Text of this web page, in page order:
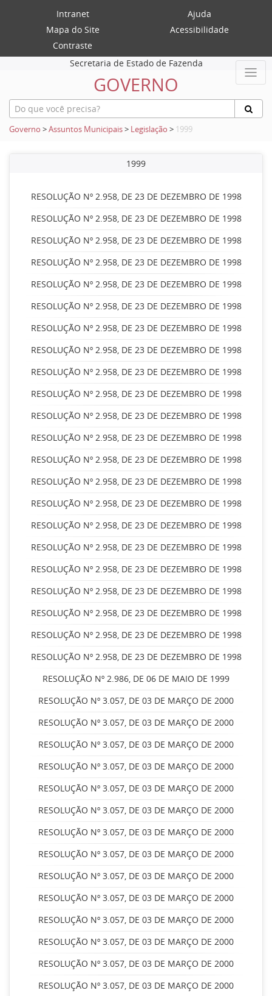
Intranet
Ajuda
Mapa do Site
Acessibilidade
Contraste
Secretaria de Estado de Fazenda
GOVERNO
Governo >Assuntos Municipais> Legislação > 1999
1999
RESOLUÇÃO Nº 2.958, DE 23 DE DEZEMBRO DE 1998
RESOLUÇÃO Nº 2.958, DE 23 DE DEZEMBRO DE 1998
RESOLUÇÃO Nº 2.958, DE 23 DE DEZEMBRO DE 1998
RESOLUÇÃO Nº 2.958, DE 23 DE DEZEMBRO DE 1998
RESOLUÇÃO Nº 2.958, DE 23 DE DEZEMBRO DE 1998
RESOLUÇÃO Nº 2.958, DE 23 DE DEZEMBRO DE 1998
RESOLUÇÃO Nº 2.958, DE 23 DE DEZEMBRO DE 1998
RESOLUÇÃO Nº 2.958, DE 23 DE DEZEMBRO DE 1998
RESOLUÇÃO Nº 2.958, DE 23 DE DEZEMBRO DE 1998
RESOLUÇÃO Nº 2.958, DE 23 DE DEZEMBRO DE 1998
RESOLUÇÃO Nº 2.958, DE 23 DE DEZEMBRO DE 1998
RESOLUÇÃO Nº 2.958, DE 23 DE DEZEMBRO DE 1998
RESOLUÇÃO Nº 2.958, DE 23 DE DEZEMBRO DE 1998
RESOLUÇÃO Nº 2.958, DE 23 DE DEZEMBRO DE 1998
RESOLUÇÃO Nº 2.958, DE 23 DE DEZEMBRO DE 1998
RESOLUÇÃO Nº 2.958, DE 23 DE DEZEMBRO DE 1998
RESOLUÇÃO Nº 2.958, DE 23 DE DEZEMBRO DE 1998
RESOLUÇÃO Nº 2.958, DE 23 DE DEZEMBRO DE 1998
RESOLUÇÃO Nº 2.958, DE 23 DE DEZEMBRO DE 1998
RESOLUÇÃO Nº 2.958, DE 23 DE DEZEMBRO DE 1998
RESOLUÇÃO Nº 2.958, DE 23 DE DEZEMBRO DE 1998
RESOLUÇÃO Nº 2.958, DE 23 DE DEZEMBRO DE 1998
RESOLUÇÃO Nº 2.986, DE 06 DE MAIO DE 1999
RESOLUÇÃO Nº 3.057, DE 03 DE MARÇO DE 2000
RESOLUÇÃO Nº 3.057, DE 03 DE MARÇO DE 2000
RESOLUÇÃO Nº 3.057, DE 03 DE MARÇO DE 2000
RESOLUÇÃO Nº 3.057, DE 03 DE MARÇO DE 2000
RESOLUÇÃO Nº 3.057, DE 03 DE MARÇO DE 2000
RESOLUÇÃO Nº 3.057, DE 03 DE MARÇO DE 2000
RESOLUÇÃO Nº 3.057, DE 03 DE MARÇO DE 2000
RESOLUÇÃO Nº 3.057, DE 03 DE MARÇO DE 2000
RESOLUÇÃO Nº 3.057, DE 03 DE MARÇO DE 2000
RESOLUÇÃO Nº 3.057, DE 03 DE MARÇO DE 2000
RESOLUÇÃO Nº 3.057, DE 03 DE MARÇO DE 2000
RESOLUÇÃO Nº 3.057, DE 03 DE MARÇO DE 2000
RESOLUÇÃO Nº 3.057, DE 03 DE MARÇO DE 2000
RESOLUÇÃO Nº 3.057, DE 03 DE MARÇO DE 2000